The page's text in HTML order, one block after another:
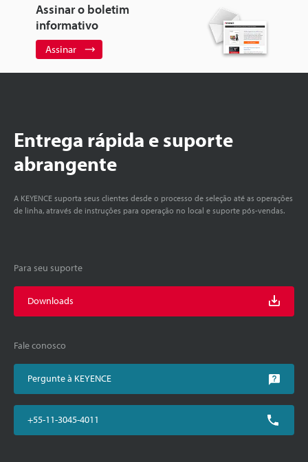
Assinar o boletim
informativo
Assinar
Entrega rápida e suporte
abrangente
A KEYENCE suporta seus clientes desde o processo de seleção até as operações
de linha, através de instruções para operação no local e suporte pós-vendas.
Para seu suporte
Downloads
Fale conosco
Pergunte à KEYENCE
+55-11-3045-4011